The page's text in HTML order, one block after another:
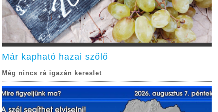
Már kapható hazai szőlő
Még nincs rá igazán kereslet